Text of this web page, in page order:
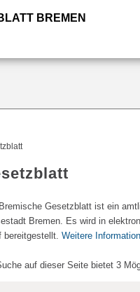
BREMEN
Gesetzblatt ist ein
Bremen. Es wird in
bereitgestellt. Weitere
auf dieser Seite bietet 3